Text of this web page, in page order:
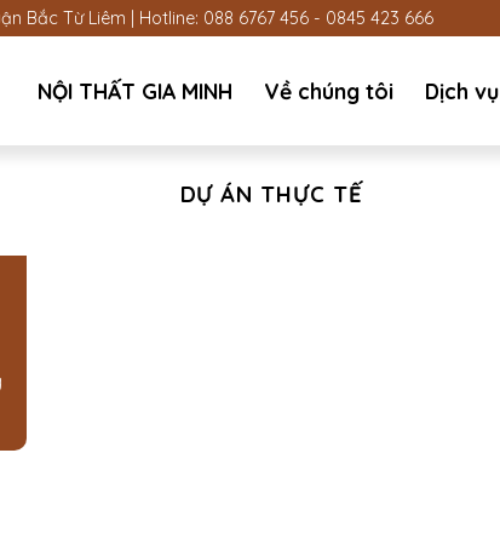
Bắc Từ Liêm | Hotline: 088 6767 456 - 0845 423 666
NỘI THẤT GIA MINH Về chúng tôi Dịch vụ
DỰ ÁN THỰC TẾ